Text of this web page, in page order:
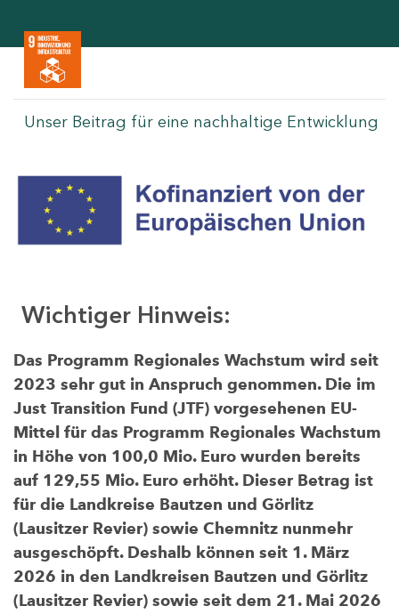
Unser Beitrag für eine nachhaltige Entwicklung
Wichtiger Hinweis:
Das Programm Regionales Wachstum wird seit
2023 sehr gut in Anspruch genommen. Die im
Just Transition Fund (JTF) vorgesehenen EU-
Mittel für das Programm Regionales Wachstum
in Höhe von 100,0 Mio. Euro wurden bereits
auf 129,55 Mio. Euro erhöht. Dieser Betrag ist
für die Landkreise Bautzen und Görlitz
(Lausitzer Revier) sowie Chemnitz nunmehr
ausgeschöpft. Deshalb können seit 1. März
2026 in den Landkreisen Bautzen und Görlitz
(Lausitzer Revier) sowie seit dem 21. Mai 2026